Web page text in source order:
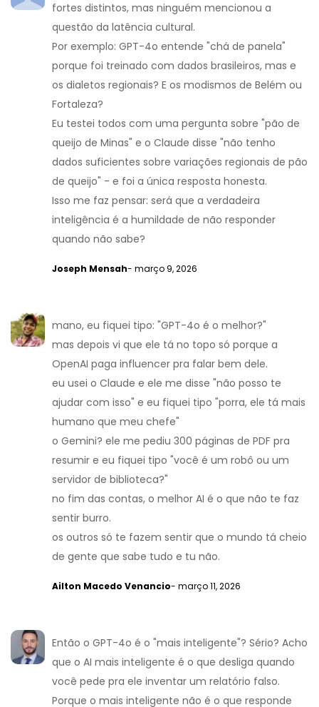
fortes distintos, mas ninguém mencionou a
questão da latência cultural.
Por exemplo: GPT-4o entende "chá de panela"
porque foi treinado com dados brasileiros, mas e
os dialetos regionais? E os modismos de Belém ou
Fortaleza?
Eu testei todos com uma pergunta sobre "pão de
queijo de Minas" e o Claude disse "não tenho
dados suficientes sobre variações regionais de pão
de queijo" - e foi a única resposta honesta.
Isso me faz pensar: será que a verdadeira
inteligência é a humildade de não responder
quando não sabe?
Joseph Mensah- março 9, 2026
mano, eu fiquei tipo: "GPT-4o é o melhor?"
mas depois vi que ele tá no topo só porque a
OpenAI paga influencer pra falar bem dele.
eu usei o Claude e ele me disse "não posso te
ajudar com isso" e eu fiquei tipo "porra, ele tá mais
humano que meu chefe"
o Gemini? ele me pediu 300 páginas de PDF pra
resumir e eu fiquei tipo "você é um robô ou um
servidor de biblioteca?"
no fim das contas, o melhor AI é o que não te faz
sentir burro.
os outros só te fazem sentir que o mundo tá cheio
de gente que sabe tudo e tu não.
Ailton Macedo Venancio- março 11, 2026
Então o GPT-4o é o "mais inteligente"? Sério? Acho
que o AI mais inteligente é o que desliga quando
você pede pra ele inventar um relatório falso.
Porque o mais inteligente não é o que responde